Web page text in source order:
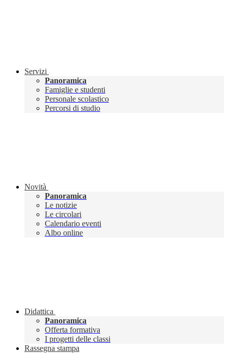
Servizi
Panoramica
Famiglie e studenti
Personale scolastico
Percorsi di studio
Novità
Panoramica
Le notizie
Le circolari
Calendario eventi
Albo online
Didattica
Panoramica
Offerta formativa
I progetti delle classi
Rassegna stampa